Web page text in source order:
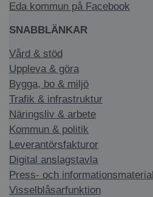
Eda kommun på Facebook
SNABBLÄNKAR
Vård & stöd
Uppleva & göra
Bygga, bo & miljö
Trafik & infrastruktur
Näringsliv & arbete
Kommun & politik
Leverantörsfakturor
Digital anslagstavla
Press- och informationsmaterial
Visselblåsarfunktion